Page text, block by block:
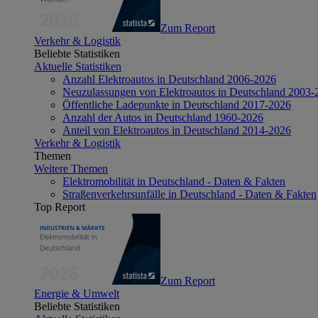
Zum Report
Verkehr & Logistik
Beliebte Statistiken
Aktuelle Statistiken
Anzahl Elektroautos in Deutschland 2006-2026
Neuzulassungen von Elektroautos in Deutschland 2003-
Öffentliche Ladepunkte in Deutschland 2017-2026
Anzahl der Autos in Deutschland 1960-2026
Anteil von Elektroautos in Deutschland 2014-2026
Verkehr & Logistik
Themen
Weitere Themen
Elektromobilität in Deutschland - Daten & Fakten
Straßenverkehrsunfälle in Deutschland - Daten & Fakten
Top Report
Zum Report
Energie & Umwelt
Beliebte Statistiken